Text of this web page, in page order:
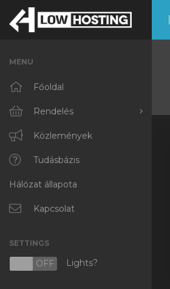
MENU
Főoldal
Rendelés
Minden
RKVMPROTECTED
IKVMPROTECTED
XKVMPROTECTED
Protected Web Hosting
Közlemények
Tudásbázis
Hálózat állapota
Kapcsolat
SETTINGS
OFF Lights?